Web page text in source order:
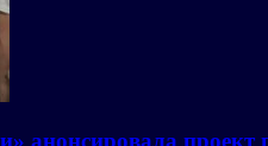
анонсировала